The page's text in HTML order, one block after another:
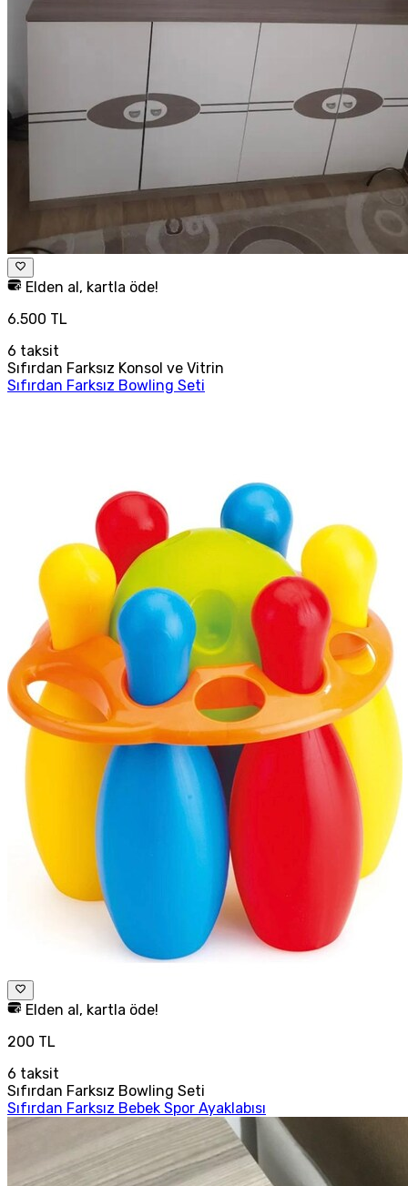
Elden al, kartla öde!
6.500 TL
6 taksit
Sıfırdan Farksız Konsol ve Vitrin
Sıfırdan Farksız Bowling Seti
Elden al, kartla öde!
200 TL
6 taksit
Sıfırdan Farksız Bowling Seti
Sıfırdan Farksız Bebek Spor Ayaklabısı